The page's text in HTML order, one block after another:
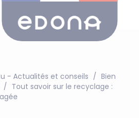
- Actualités et conseils
Bien
Tout savoir sur le recyclage :